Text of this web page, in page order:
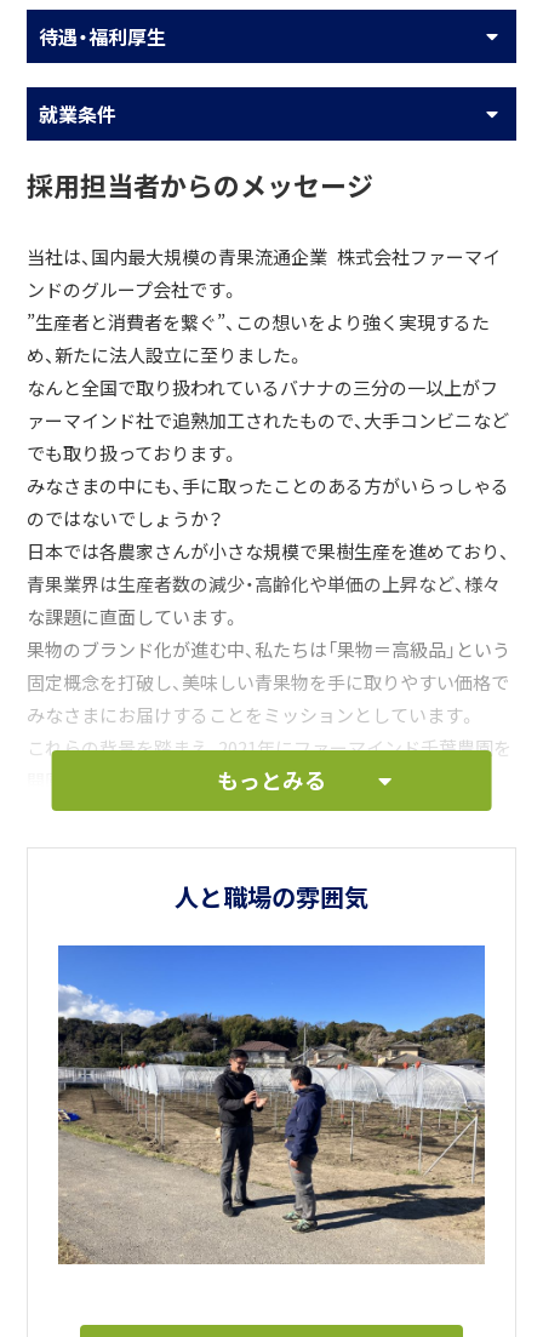
待遇・福利厚生
就業条件
採用担当者からのメッセージ
当社は、国内最大規模の青果流通企業 株式会社ファーマイ
ンドのグループ会社です。
”生産者と消費者を繋ぐ”、この想いをより強く実現するた
め、新たに法人設立に至りました。
なんと全国で取り扱われているバナナの三分の一以上がフ
ァーマインド社で追熟加工されたもので、大手コンビニなど
でも取り扱っております。
みなさまの中にも、手に取ったことのある方がいらっしゃる
のではないでしょうか？
日本では各農家さんが小さな規模で果樹生産を進めており、
青果業界は生産者数の減少・高齢化や単価の上昇など、様々
な課題に直面しています。
果物のブランド化が進む中、私たちは「果物＝高級品」という
固定概念を打破し、美味しい青果物を手に取りやすい価格で
みなさまにお届けすることをミッションとしています。
これらの背景を踏まえ、2021年にファーマインド千葉農園を
当社だからこその強みを最大限に生かし、国内に事例のない
大規模な果樹生産を実現しているため、当社農園でしかご経
大規模な構造転換に挑戦できるこのフェーズで、私たちと一
緒に日本の農業の発展・効率化に貢献していきたいという想
いをお持ちの方、ぜひご応募をお待ちしております。
もっとみる
人と職場の雰囲気